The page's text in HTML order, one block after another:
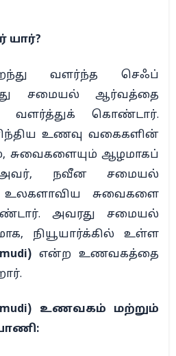
யார்?
வளர்ந்த செஃப்
சமையல் ஆர்வத்தை
வளர்த்துக் கொண்டார்.
உணவு வகைகளின்
சுவைகளையும் ஆழமாகப்
அவர், நவீன சமையல்
உலகளாவிய சுவைகளை
அவரது சமையல்
நியூயார்க்கில் உள்ள
என்ற உணவகத்தை
உணவகம் மற்றும்